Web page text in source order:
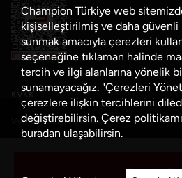
Sepete
KVKK
Veri Güvenliği Politikası
Champion Türkiye web
kişiselleştirilmiş ve daha güvenli
sunmak amacıyla çerezleri
seçeneğine tıklaman halinde
tercih ve ilgi alanlarına yönelik
sunamayacağız. "Çerezleri
çerezlere ilişkin tercihlerini
değiştirebilirsin. Çerez
buradan ulaşabilirsin.